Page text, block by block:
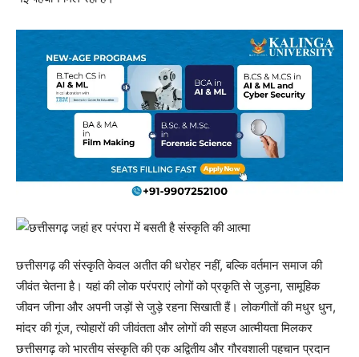
छत्तीसगढ़ की संस्कृति केवल अतीत की धरोहर नहीं, बल्कि वर्तमान समाज की
जीवंत चेतना है। यहां की लोक परंपराएं लोगों को प्रकृति से जुड़ना, सामूहिक
जीवन जीना और अपनी जड़ों से जुड़े रहना सिखाती हैं। लोकगीतों की मधुर धुन,
मांदर की गूंज, त्योहारों की जीवंतता और लोगों की सहज आत्मीयता मिलकर
छत्तीसगढ़ को भारतीय संस्कृति की एक अद्वितीय और गौरवशाली पहचान प्रदान